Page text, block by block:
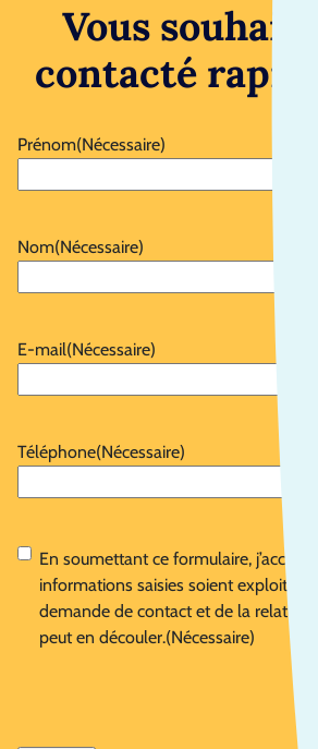
Vous
contacté
Prénom(Nécessaire)
Nom(Nécessaire)
E-mail(Nécessaire)
Téléphone(Nécessaire)
RGPD(Nécessaire)
En soumettant ce formulaire, j’accepte
informations saisies soient exploitées
demande de contact et de la relation
peut en découler.(Nécessaire)